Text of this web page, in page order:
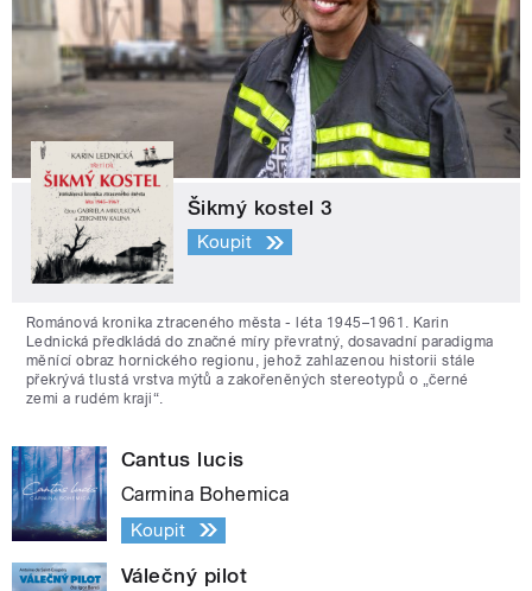
Šikmý kostel 3
Koupit
Románová kronika ztraceného města - léta 1945–1961. Karin
Lednická předkládá do značné míry převratný, dosavadní paradigma
měnící obraz hornického regionu, jehož zahlazenou historii stále
překrývá tlustá vrstva mýtů a zakořeněných stereotypů o „černé
zemi a rudém kraji“.
Cantus lucis
Carmina Bohemica
Koupit
Válečný pilot